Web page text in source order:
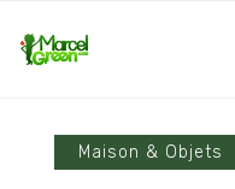
Maison & Objets